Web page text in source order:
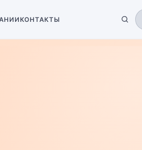
КОНТАКТЫ